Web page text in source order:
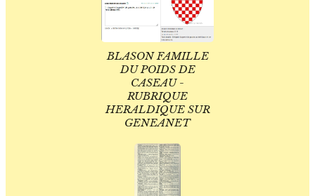
BLASON FAMILLE
DU POIDS DE
CASEAU -
RUBRIQUE
HERALDIQUE SUR
GENEANET